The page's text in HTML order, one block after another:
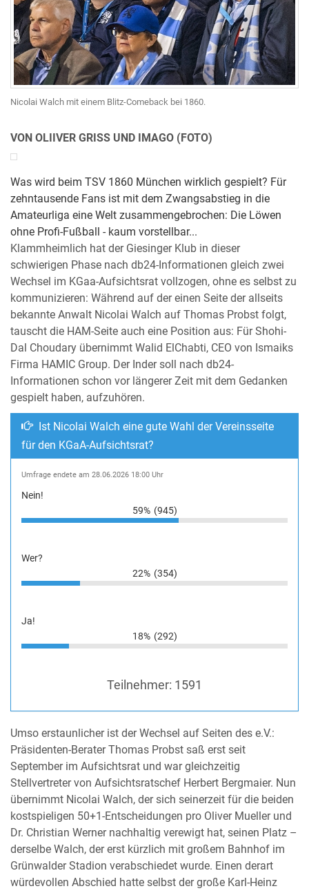
Nicolai Walch mit einem Blitz-Comeback bei 1860.
VON OLIIVER GRISS UND IMAGO (FOTO)
Was wird beim TSV 1860 München wirklich gespielt? Für
zehntausende Fans ist mit dem Zwangsabstieg in die
Amateurliga eine Welt zusammengebrochen: Die Löwen
ohne Profi-Fußball - kaum vorstellbar...
Klammheimlich hat der Giesinger Klub in dieser
schwierigen Phase nach db24-Informationen gleich zwei
Wechsel im KGaa-Aufsichtsrat vollzogen, ohne es selbst zu
kommunizieren: Während auf der einen Seite der allseits
bekannte Anwalt Nicolai Walch auf Thomas Probst folgt,
tauscht die HAM-Seite auch eine Position aus: Für Shohi-
Dal Choudary übernimmt Walid ElChabti, CEO von Ismaiks
Firma HAMIC Group. Der Inder soll nach db24-
Informationen schon vor längerer Zeit mit dem Gedanken
gespielt haben, aufzuhören.
Ist Nicolai Walch eine gute Wahl der Vereinsseite
für den KGaA-Aufsichtsrat?
Umfrage endete am 28.06.2026 18:00 Uhr
Nein!
59% (945)
Wer?
22% (354)
Ja!
18% (292)
Teilnehmer: 1591
Umso erstaunlicher ist der Wechsel auf Seiten des e.V.:
Präsidenten-Berater Thomas Probst saß erst seit
September im Aufsichtsrat und war gleichzeitig
Stellvertreter von Aufsichtsratschef Herbert Bergmaier. Nun
übernimmt Nicolai Walch, der sich seinerzeit für die beiden
kostspieligen 50+1-Entscheidungen pro Oliver Mueller und
Dr. Christian Werner nachhaltig verewigt hat, seinen Platz –
derselbe Walch, der erst kürzlich mit großem Bahnhof im
Grünwalder Stadion verabschiedet wurde. Einen derart
würdevollen Abschied hatte selbst der große Karl-Heinz